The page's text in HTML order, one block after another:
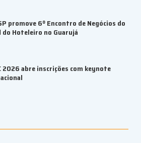
promove 6º Encontro de Negócios do
Hoteleiro no Guarujá
2026 abre inscrições com keynote